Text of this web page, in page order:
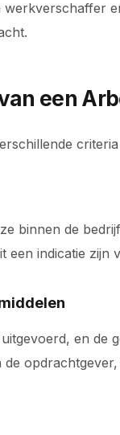
een
binnen de
indicatie zijn
en de